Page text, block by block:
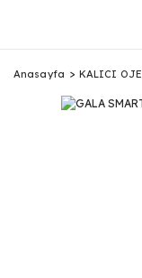
Anasayfa KALICI